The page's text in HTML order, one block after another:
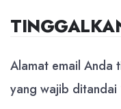
Alamat email Anda
yang wajib ditandai